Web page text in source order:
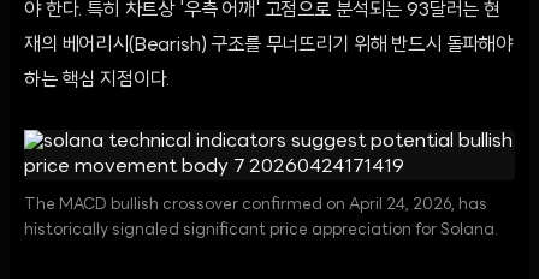
야 한다. 특히 차트상 '우측 어깨' 고점으로 분석되는 93달러는 현
재의 베어리시(Bearish) 구조를 무너뜨리기 위해 반드시 돌파해야
하는 핵심 지점이다.
The MACD bullish crossover confirmed on April 24, 2026, has
historically signaled significant price appreciation for Solana.